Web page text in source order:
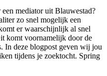
mediator uit Blauwestad?
zo snel mogelijk een
er waarschijnlijk al snel
komt voornamelijk door de
In deze blogpost geven wij jou
tijdens je zoektocht. Spring